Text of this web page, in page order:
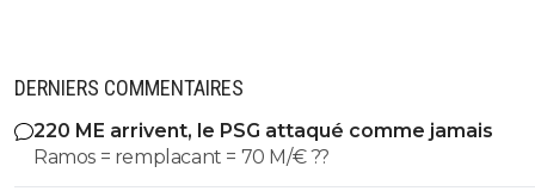
DERNIERS COMMENTAIRES
220 ME arrivent, le PSG attaqué comme jamais
Ramos = remplacant = 70 M/€ ??